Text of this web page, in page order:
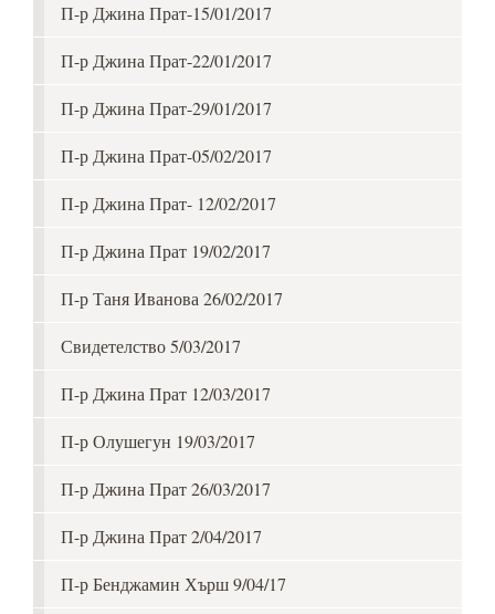
П-р Джина Прат-15/01/2017
П-р Джина Прат-22/01/2017
П-р Джина Прат-29/01/2017
П-р Джина Прат-05/02/2017
П-р Джина Прат- 12/02/2017
П-р Джина Прат 19/02/2017
П-р Таня Иванова 26/02/2017
Свидетелство 5/03/2017
П-р Джина Прат 12/03/2017
П-р Олушегун 19/03/2017
П-р Джина Прат 26/03/2017
П-р Джина Прат 2/04/2017
П-р Бенджамин Хърш 9/04/17